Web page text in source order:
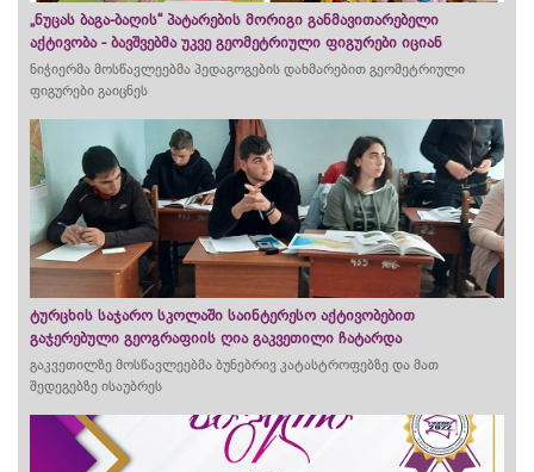
„ნუცას ბაგა-ბაღის“ პატარების მორიგი განმავითარებელი
აქტივობა - ბავშვებმა უკვე გეომეტრიული ფიგურები იციან
ნიჭიერმა მოსწავლეებმა პედაგოგების დახმარებით გეომეტრიული
ფიგურები გაიცნეს
ტურცხის საჯარო სკოლაში საინტერესო აქტივობებით
გაჯერებული გეოგრაფიის ღია გაკვეთილი ჩატარდა
გაკვეთილზე მოსწავლეებმა ბუნებრივ კატასტროფებზე და მათ
შედეგებზე ისაუბრეს